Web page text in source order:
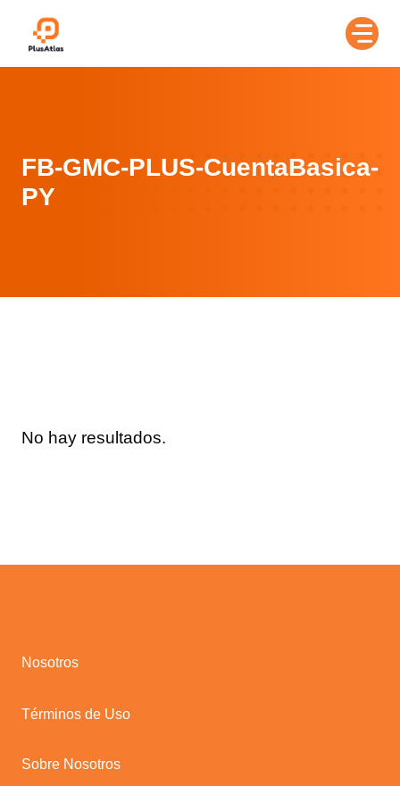
FB-GMC-PLUS-CuentaBasica-
PY
No hay resultados.
Nosotros
Términos de Uso
Sobre Nosotros